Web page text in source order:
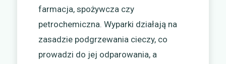
farmacja, spożywcza czy
petrochemiczna. Wyparki działają na
zasadzie podgrzewania cieczy, co
prowadzi do jej odparowania, a